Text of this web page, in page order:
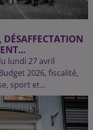
DÉSAFFECTATION
lundi 27 avril
2026, fiscalité,
sport et...